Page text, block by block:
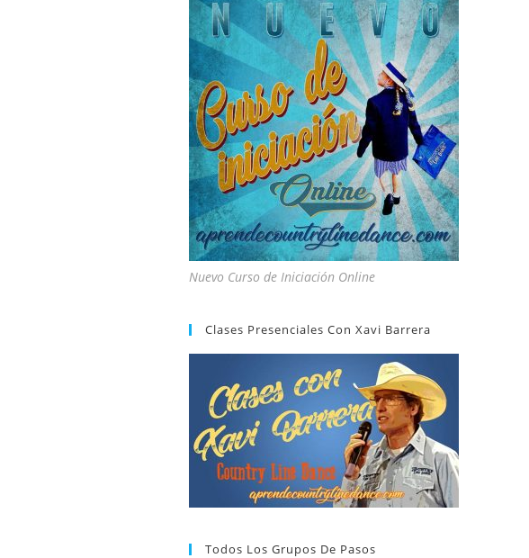
Nuevo Curso de Iniciación Online
Clases Presenciales Con Xavi Barrera
Todos Los Grupos De Pasos